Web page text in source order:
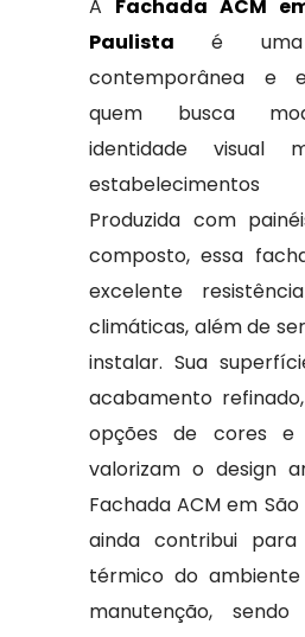
A Fachada ACM
Paulista é uma
contemporânea e
quem busca
identidade visual
Produzida com
composto, essa
excelente
climáticas, além de
instalar. Sua
acabamento
opções de cores e
valorizam o design
Fachada ACM em
ainda contribui
térmico do
manutenção,